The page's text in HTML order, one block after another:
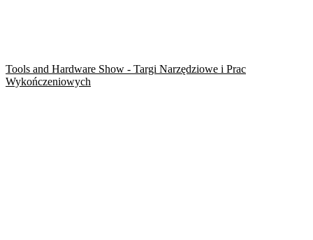
Tools and Hardware Show - Targi Narzędziowe i Prac
Wykończeniowych